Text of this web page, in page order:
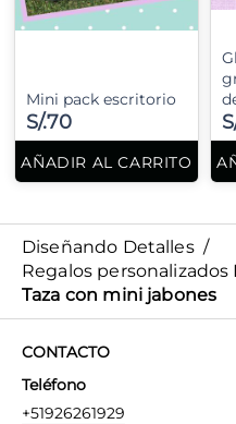
Mini pack escritorio
S/.70
AÑADIR AL CARRITO
Diseñando Detalles /
Regalos personalizados
Taza con mini jabones
CONTACTO
Teléfono
+51926261929